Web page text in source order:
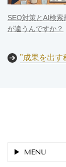
SEO対策とAI検
が違うんですか？
"成果を出す
MENU